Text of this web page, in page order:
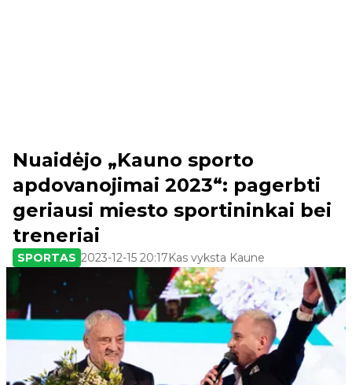
Nuaidėjo „Kauno sporto
apdovanojimai 2023“: pagerbti
geriausi miesto sportininkai bei
treneriai
SPORTAS 2023-12-15 20:17Kas vyksta Kaune